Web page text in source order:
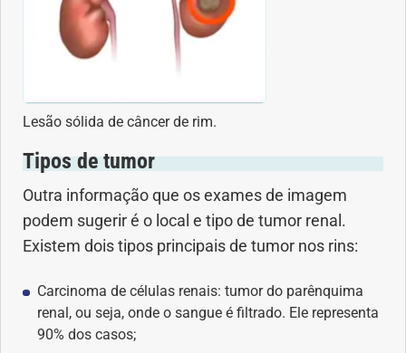
Lesão sólida de câncer de rim.
Tipos de tumor
Outra informação que os exames de imagem
podem sugerir é o local e tipo de tumor renal.
Existem dois tipos principais de tumor nos rins:
Carcinoma de células renais: tumor do parênquima
renal, ou seja, onde o sangue é filtrado. Ele representa
90% dos casos;